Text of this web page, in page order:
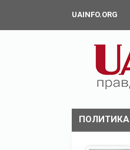
UAINFO.ORG
ПОЛИТИКА